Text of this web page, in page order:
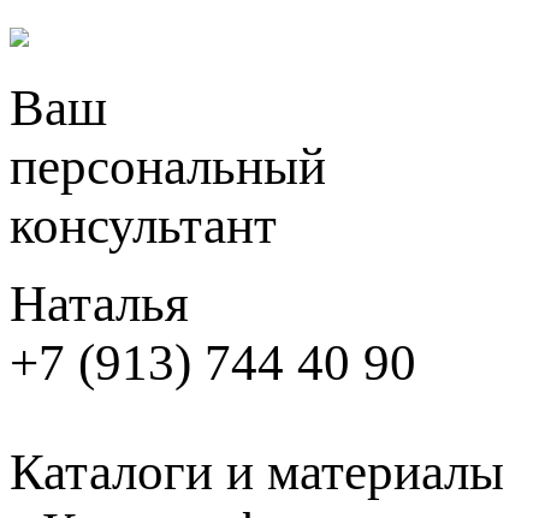
Ваш
персональный
консультант
Наталья
+7 (913) 744 40 90
Каталоги и материалы